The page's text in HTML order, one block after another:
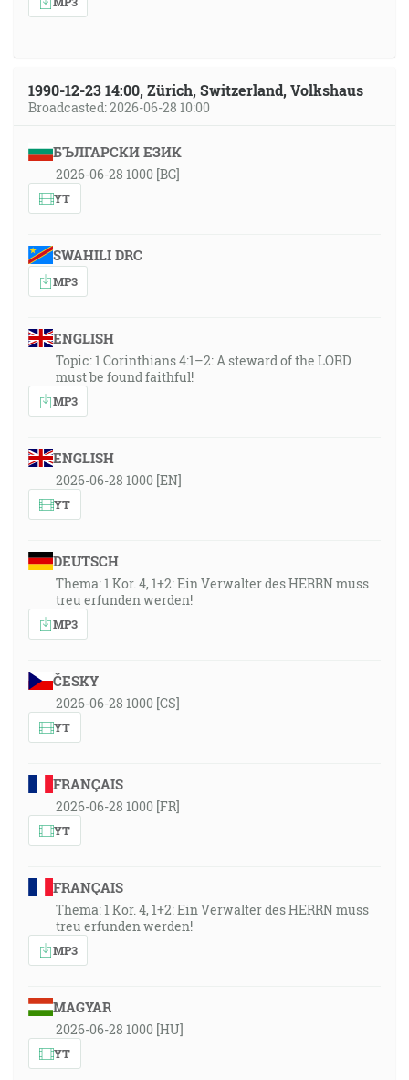
1990-12-23 14:00, Zürich, Switzerland, Volkshaus
Broadcasted: 2026-06-28 10:00
БЪЛГАРСКИ ЕЗИК
2026-06-28 1000 [BG]
YT
SWAHILI DRC
MP3
ENGLISH
Topic: 1 Corinthians 4:1–2: A steward of the LORD
must be found faithful!
MP3
ENGLISH
2026-06-28 1000 [EN]
YT
DEUTSCH
Thema: 1 Kor. 4, 1+2: Ein Verwalter des HERRN muss
treu erfunden werden!
MP3
ČESKY
2026-06-28 1000 [CS]
YT
FRANÇAIS
2026-06-28 1000 [FR]
YT
FRANÇAIS
Thema: 1 Kor. 4, 1+2: Ein Verwalter des HERRN muss
treu erfunden werden!
MP3
MAGYAR
2026-06-28 1000 [HU]
YT